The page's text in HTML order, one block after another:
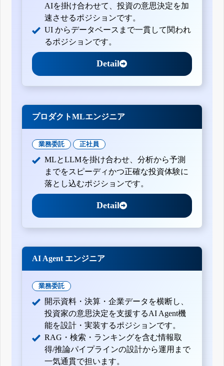
AIを掛け合わせて、投資の意思決定を加
速させるポジションです。
UI からデータベースまで一貫して関われ
るポジションです。
Detail
プロダクトMLエンジニア
業務委託 正社員
MLとLLMを掛け合わせ、分析から予測
までをスピーディかつ正確な投資体験に
落とし込むポジションです。
Detail
AI Agent エンジニア
業務委託
開示資料・決算・企業データを横断し、
投資家の意思決定を支援するAI Agent機
能を設計・実装するポジションです。
RAG・検索・ランキングを含む情報取
得/推論パイプラインの設計から運用まで
一気通貫で担います。